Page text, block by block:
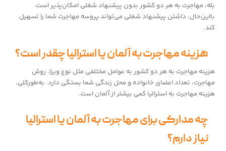
بله، مهاجرت به هر دو کشور بدون پیشنهاد شغلی امکان‌پذیر است.
بااین‌حال، داشتن پیشنهاد شغلی می‌تواند پروسه مهاجرت شما را تسهیل
کند.
هزینه مهاجرت به آلمان یا استرالیا چقدر است؟
هزینه مهاجرت به هر دو کشور به عوامل مختلفی مثل نوع ویزا، روش
مهاجرت، تعداد اعضای خانواده و محل زندگی شما بستگی دارد. به‌طورکلی،
هزینه مهاجرت به استرالیا کمی بیشتر از آلمان است.
چه مدارکی برای مهاجرت به آلمان یا استرالیا
نیاز دارم؟